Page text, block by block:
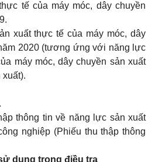
tế của máy móc, dây chuyền
xuất thực tế của máy móc, dây
2020 (tương ứng với năng lực
máy móc, dây chuyền sản xuất
thông tin về năng lực sản xuất
nghiệp (Phiếu thu thập thông
dụng trong điều tra